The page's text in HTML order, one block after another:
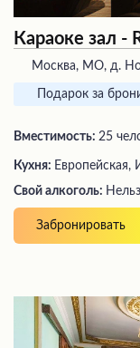
Караоке зал -
Москва, МО, д.
Подарок за
Вместимость: 25
Кухня: Европейская,
Свой алкоголь:
Забронировать